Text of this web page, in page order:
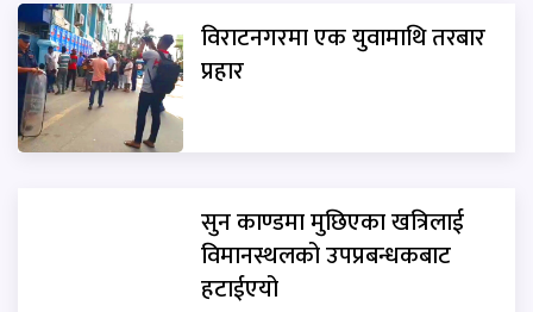
विराटनगरमा एक युवामाथि तरबार
प्रहार
सुन काण्डमा मुछिएका खत्रिलाई
विमानस्थलको उपप्रबन्धकबाट
हटाईएयो